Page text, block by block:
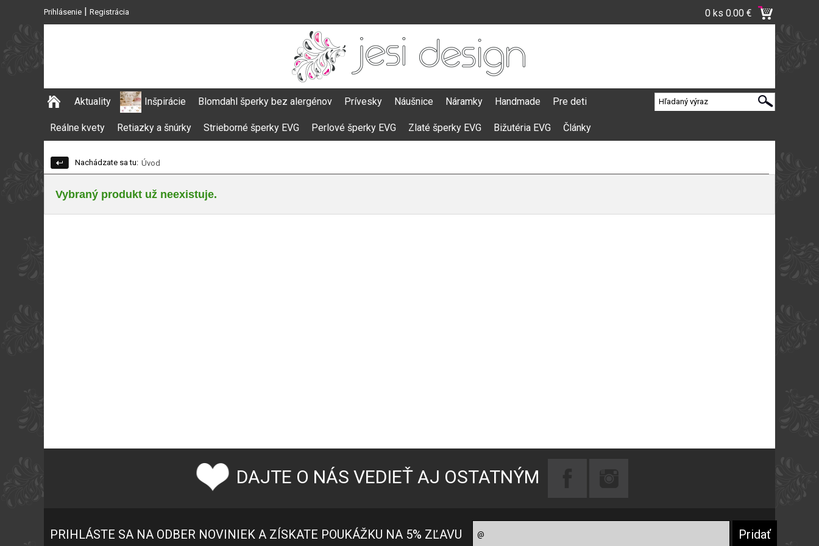
Prihlásenie | Registrácia 0 ks 0.00 €
Aktuality Inšpirácie Blomdahl šperky bez alergénov Prívesky Náušnice Náramky Handmade Pre deti
Reálne kvety Retiazky a šnúrky Strieborné šperky EVG Perlové šperky EVG Zlaté šperky EVG Bižutéria EVG Články
Nachádzate sa tu: Úvod
Vybraný produkt už neexistuje.
DAJTE O NÁS VEDIEŤ AJ OSTATNÝM
PRIHLÁSTE SA NA ODBER NOVINIEK A ZÍSKATE POUKÁŽKU NA 5% ZĽAVU